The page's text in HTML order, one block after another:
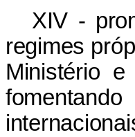
XIV -
regimes
Ministério